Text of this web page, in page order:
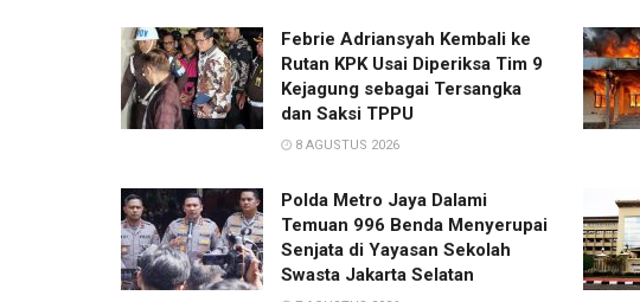
Febrie Adriansyah Kembali ke
Rutan KPK Usai Diperiksa Tim 9
Kejagung sebagai Tersangka
dan Saksi TPPU
8 AGUSTUS 2026
Polda Metro Jaya Dalami
Temuan 996 Benda Menyerupai
Senjata di Yayasan Sekolah
Swasta Jakarta Selatan